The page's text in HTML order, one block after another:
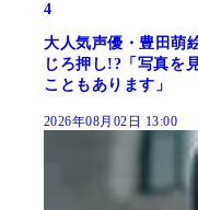
4
大人気声優・豊田萌
じろ押し!?「写真を
こともあります」
2026年08月02日 13:00